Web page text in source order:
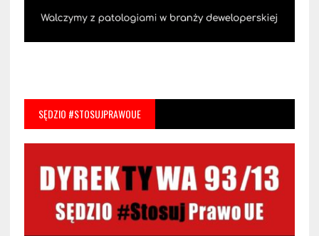
SĘDZIO #STOSUJPRAWOUE